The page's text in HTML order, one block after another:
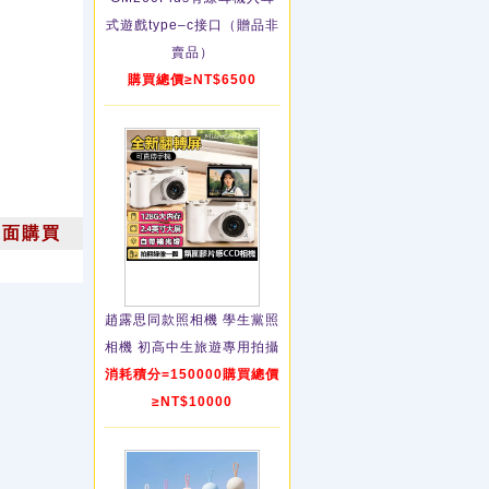
購買
式遊戲type–c接口（贈品非
賣品）
購買總價≥NT$6500
趙露思同款照相機 學生黨照
相機 初高中生旅遊專用拍攝
消耗積分=150000購買總價
≥NT$10000